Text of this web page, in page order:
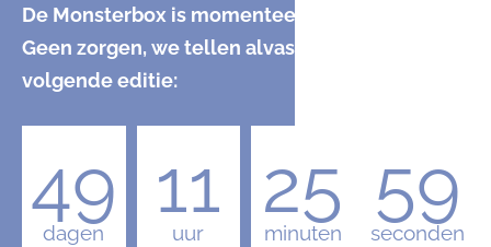
De Monsterbox is momenteel uitverkocht.
Geen zorgen, we tellen alvast af naar de
volgende editie:
49
dagen
11
uur
25
minuten
58
seconden